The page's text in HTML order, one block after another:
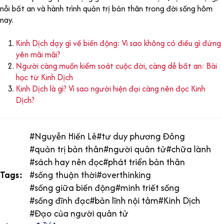
nỗi bất an và hành trình quản trị bản thân trong đời sống hôm
nay.
Kinh Dịch dạy gì về biến động: Vì sao không có điều gì đứng
yên mãi mãi?
Người càng muốn kiểm soát cuộc đời, càng dễ bất an: Bài
học từ Kinh Dịch
Kinh Dịch là gì? Vì sao người hiện đại càng nên đọc Kinh
Dịch?
Tags:
#Nguyễn Hiến Lê#tư duy phương Đông
#quản trị bản thân#người quân tử#chữa lành
#sách hay nên đọc#phát triển bản thân
#sống thuận thời#overthinking
#sống giữa biến động#minh triết sống
#sống đĩnh đạc#bản lĩnh nội tâm#Kinh Dịch
#Đạo của người quân tử